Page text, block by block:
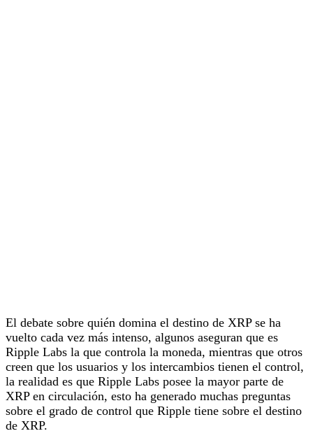
El debate sobre quién domina el destino de XRP se ha
vuelto cada vez más intenso, algunos aseguran que es
Ripple Labs la que controla la moneda, mientras que otros
creen que los usuarios y los intercambios tienen el control,
la realidad es que Ripple Labs posee la mayor parte de
XRP en circulación, esto ha generado muchas preguntas
sobre el grado de control que Ripple tiene sobre el destino
de XRP.